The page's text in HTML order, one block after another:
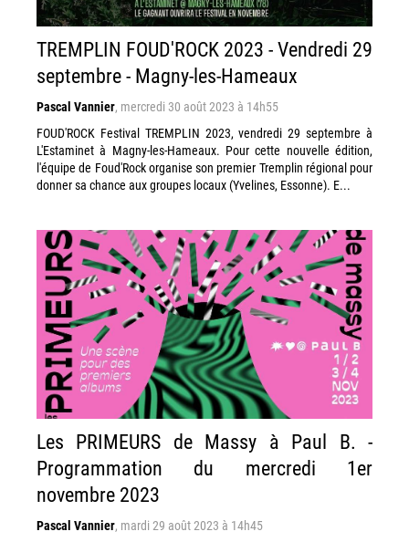
TREMPLIN FOUD'ROCK 2023 - Vendredi 29
septembre - Magny-les-Hameaux
Pascal Vannier, mercredi 30 août 2023 à 14h55
FOUD'ROCK Festival TREMPLIN 2023, vendredi 29 septembre à
L'Estaminet à Magny-les-Hameaux. Pour cette nouvelle édition,
l'équipe de Foud'Rock organise son premier Tremplin régional pour
donner sa chance aux groupes locaux (Yvelines, Essonne). E...
Les PRIMEURS de Massy à Paul B. -
Programmation du mercredi 1er
novembre 2023
Pascal Vannier, mardi 29 août 2023 à 14h45